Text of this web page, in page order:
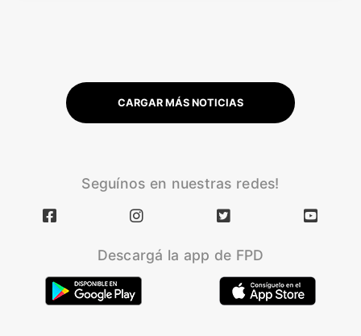
CARGAR MÁS NOTICIAS
Seguínos en nuestras redes!
Descargá la app de FPD